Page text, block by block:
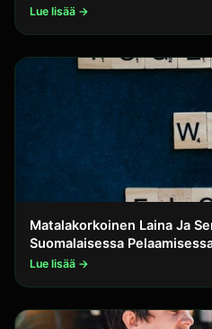
Lue lisää →
Matalakorkoinen Laina Ja
Suomalaisessa
Lue lisää →